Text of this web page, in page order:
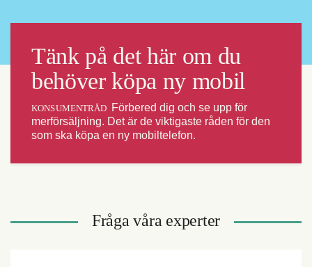
Tänk på det här om du
behöver köpa ny mobil
KONSUMENTRÅD Förbered dig och se upp för
merförsäljning. Det är de viktigaste råden för den
som ska köpa en ny mobiltelefon.
Fråga våra experter